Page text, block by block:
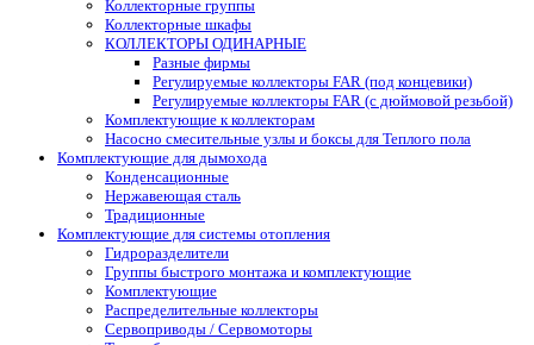
Коллекторные группы
Коллекторные шкафы
КОЛЛЕКТОРЫ ОДИНАРНЫЕ
Разные фирмы
Регулируемые коллекторы FAR (под концевики)
Регулируемые коллекторы FAR (с дюймовой резьбой)
Комплектующие к коллекторам
Насосно смесительные узлы и боксы для Теплого пола
Комплектующие для дымохода
Конденсационные
Нержавеющая сталь
Традиционные
Комплектующие для системы отопления
Гидроразделители
Группы быстрого монтажа и комплектующие
Комплектующие
Распределительные коллекторы
Сервоприводы / Сервомоторы